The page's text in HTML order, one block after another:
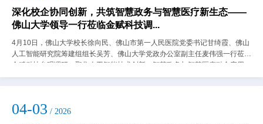
深化校企协同创新，共筑智慧政务与智慧医疗新生态——
佛山大学领导一行莅临金赋科技调...
4月10日，佛山大学校长徐向民、佛山市第一人民医院党委书记甘绮霞、佛山
人工智能研究院筹建组组长吴芳、佛山大学党政办公室副主任麦伟强一行莅临
金赋科技参观调研，聚焦人工智能技术创新、智慧政务与智慧医疗融合应用，
共商产学研医深度融合、协同发展大计...
04-03 / 2026